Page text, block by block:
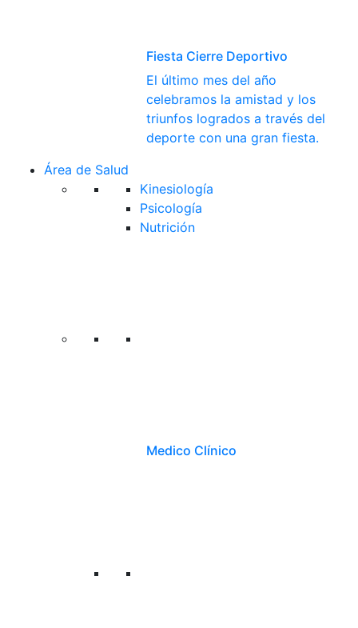
Fiesta Cierre Deportivo
El último mes del año
celebramos la amistad y los
triunfos logrados a través del
deporte con una gran fiesta.
Área de Salud
Kinesiología
Psicología
Nutrición
Medico Clínico